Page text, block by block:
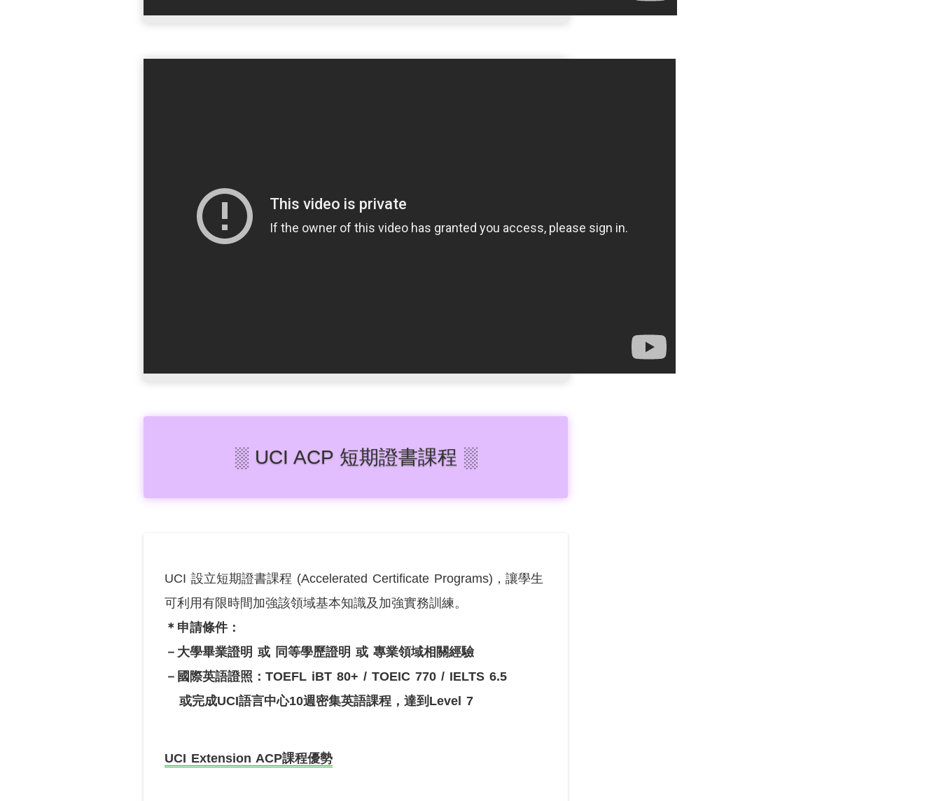
░ UCI ACP 短期證書課程 ░
UCI 設立短期證書課程 (Accelerated Certificate Programs)，讓學生
可利用有限時間加強該領域基本知識及加強實務訓練。
＊申請條件：
－大學畢業證明 或 同等學歷證明 或 專業領域相關經驗
－國際英語證照：TOEFL iBT 80+ / TOEIC 770 / IELTS 6.5
或完成UCI語言中心10週密集英語課程，達到Level 7
UCI Extension ACP課程優勢